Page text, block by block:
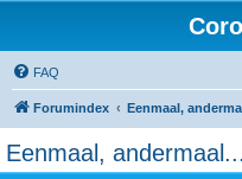
FAQ
Forumindex Eenmaal,
Eenmaal, andermaal...